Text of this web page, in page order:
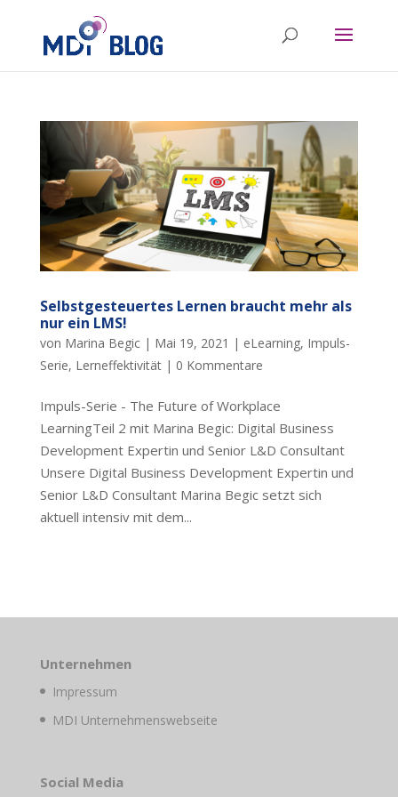
Selbstgesteuertes Lernen braucht mehr als
nur ein LMS!
von Marina Begic| Mai 19, 2021 | eLearning, Impuls-
Serie, Lerneffektivität| 0 Kommentare
Impuls-Serie - The Future of Workplace
LearningTeil 2 mit Marina Begic: Digital Business
Development Expertin und Senior L&D Consultant
Unsere Digital Business Development Expertin und
Senior L&D Consultant Marina Begic setzt sich
aktuell intensiv mit dem...
Unternehmen
Impressum
MDI Unternehmenswebseite
Social Media